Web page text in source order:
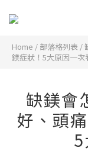
Home / 部落格列表 /
鎂症狀！5大原因一次
缺鎂會
好、頭